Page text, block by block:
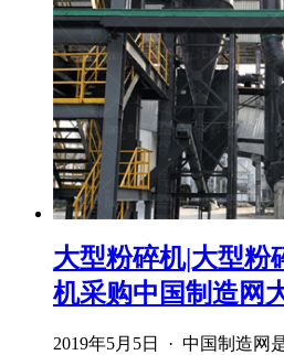
大型粉碎机|大型粉
机采购中国制造网
2019年5月5日 · 中国制造网